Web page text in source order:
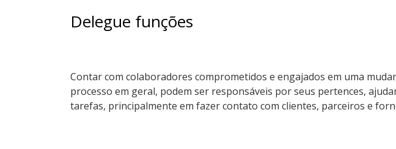
Delegue funções
Contar com colaboradores comprometidos e engajados em uma
processo em geral, podem ser responsáveis por seus pertences,
tarefas, principalmente em fazer contato com clientes, parceiros e